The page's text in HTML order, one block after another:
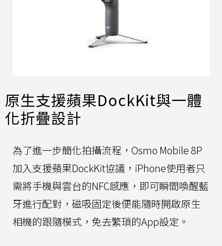
原生支援蘋果DockKit與一體
化折疊設計
為了進一步簡化拍攝流程，Osmo Mobile 8P
加入支援蘋果DockKit協議，iPhone使用者只
需將手機與雲台的NFC感應，即可瞬間喚醒藍
牙進行配對，磁吸固定後便能隨時開啟原生
相機的跟隨模式，免去繁瑣的App設定。